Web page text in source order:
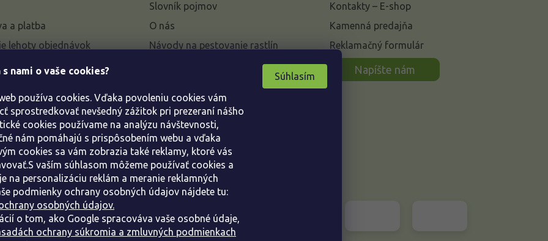
nami o vaše cookies?
používa cookies. Vďaka povoleniu cookies vám
sprostredkovať nevšedný zážitok pri prezeraní nášho
cookies používame na analýzu návštevnosti,
nám pomáhajú s prispôsobením webu a vďaka
cookies sa vám zobrazia také reklamy, ktoré vás
vaším súhlasom môžeme používať cookies a
na personalizáciu reklám a meranie reklamných
podmienky ochrany osobných údajov nájdete tu:
osobných údajov.
o tom, ako Google spracováva vaše osobné údaje,
ochrany súkromia a zmluvných podmienkach
Súhlasím
a platba
lehoty objednávok
k parametrom a
rastlín
od kúpnej zmluvy
o ochrane osobných
podmienky
Slovník pojmov
O nás
Návody na pestovanie rastlín
Kontakty – E-shop
Kamenná predajňa
Reklamačný formulár
Napíšte nám